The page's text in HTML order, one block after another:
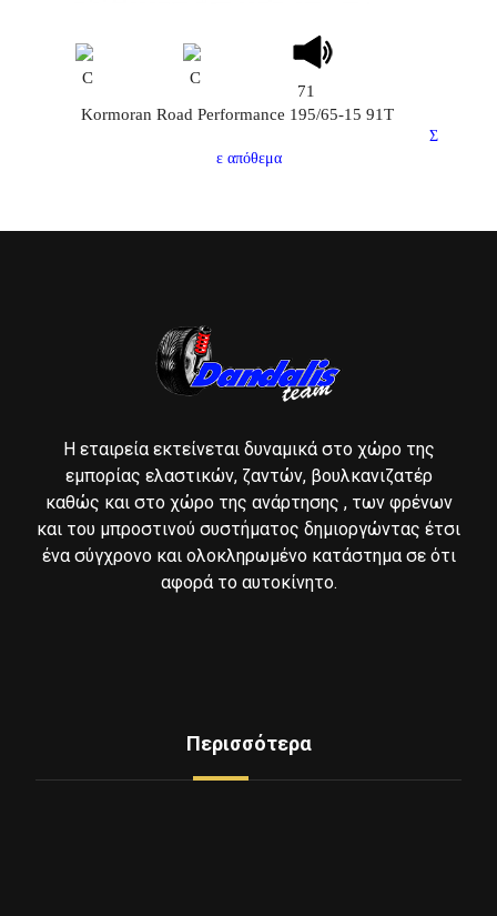
C C
71
Kormoran Road Performance 195/65-15 91T
Σ
ε απόθεμα
Η εταιρεία εκτείνεται δυναμικά στο χώρο της
εμπορίας ελαστικών, ζαντών, βουλκανιζατέρ
καθώς και στο χώρο της ανάρτησης , των φρένων
και του μπροστινού συστήματος δημιοργώντας έτσι
ένα σύγχρονο και ολοκληρωμένο κατάστημα σε ότι
αφορά το αυτοκίνητο.
Περισσότερα